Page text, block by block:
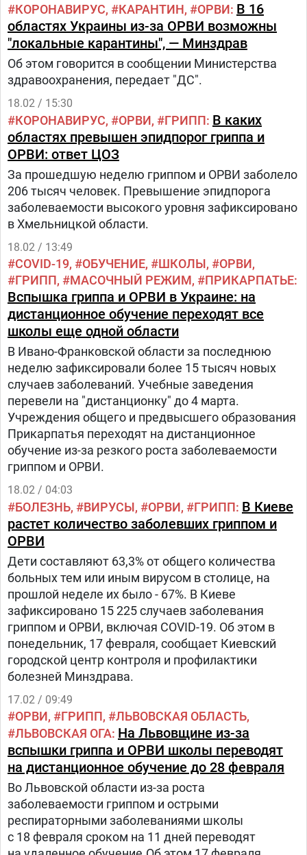
КОРОНАВИРУС КАРАНТИН ОРВИ В 16
областях Украины из-за ОРВИ возможны
"локальные карантины", — Минздрав
Об этом говорится в сообщении Министерства
здравоохранения, передает "ДС".
18.02 / 15:30
КОРОНАВИРУС ОРВИ ГРИПП В каких
областях превышен эпидпорог гриппа и
ОРВИ: ответ ЦОЗ
За прошедшую неделю гриппом и ОРВИ заболело
206 тысяч человек. Превышение эпидпорога
заболеваемости высокого уровня зафиксировано
в Хмельницкой области.
18.02 / 13:49
COVID-19 ОБУЧЕНИЕ ШКОЛЫ
ОРВИ
ГРИПП
МАСОЧНЫЙ РЕЖИМ ПРИКАРПАТЬЕ
Вспышка гриппа и ОРВИ в Украине: на
дистанционное обучение переходят все
школы еще одной области
В Ивано-Франковской области за последнюю
неделю зафиксировали более 15 тысяч новых
случаев заболеваний. Учебные заведения
перевели на "дистанционку" до 4 марта.
Учреждения общего и предвысшего образования
Прикарпатья переходят на дистанционное
обучение из-за резкого роста заболеваемости
гриппом и ОРВИ.
18.02 / 04:03
БОЛЕЗНЬ ВИРУСЫ ОРВИ ГРИПП В Киеве
растет количество заболевших гриппом и
ОРВИ
Дети составляют 63,3% от общего количества
больных тем или иным вирусом в столице, на
прошлой неделе их было - 67%. В Киеве
зафиксировано 15 225 случаев заболевания
гриппом и ОРВИ, включая COVID-19. Об этом в
понедельник, 17 февраля, сообщает Киевский
городской центр контроля и профилактики
болезней Минздрава.
17.02 / 09:49
ОРВИ ГРИПП
ЛЬВОВСКАЯ ОБЛАСТЬ
ЛЬВОВСКАЯ ОГА На Львовщине из-за
вспышки гриппа и ОРВИ школы переводят
на дистанционное обучение до 28 февраля
Во Львовской области из-за роста
заболеваемости гриппом и острыми
респираторными заболеваниями школы
с 18 февраля сроком на 11 дней переводят